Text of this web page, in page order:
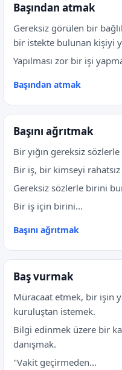
Başından atmak
Gereksiz görülen bir
bir istekte bulunan kişiyi
Yapılması zor bir işi
Başından atmak
Başını ağrıtmak
Bir yığın gereksiz
Bir iş, bir kimseyi
Gereksiz sözlerle birini
Bir iş için birini...
Başını ağrıtmak
Baş vurmak
Müracaat etmek, bir işin
kuruluştan istemek.
Bilgi edinmek üzere bir
danışmak.
"Vakit geçirmeden...